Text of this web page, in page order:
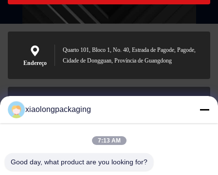
Endereço
Quarto 101, Bloco 1, No. 40, Estrada de Pagode, Pagode,
Cidade de Dongguan, Província de Guangdong
Tina@xiaolongpackaging.com
0086-15322891631
xiaolongpackaging
7:13 AM
Good day, what product are you looking for?